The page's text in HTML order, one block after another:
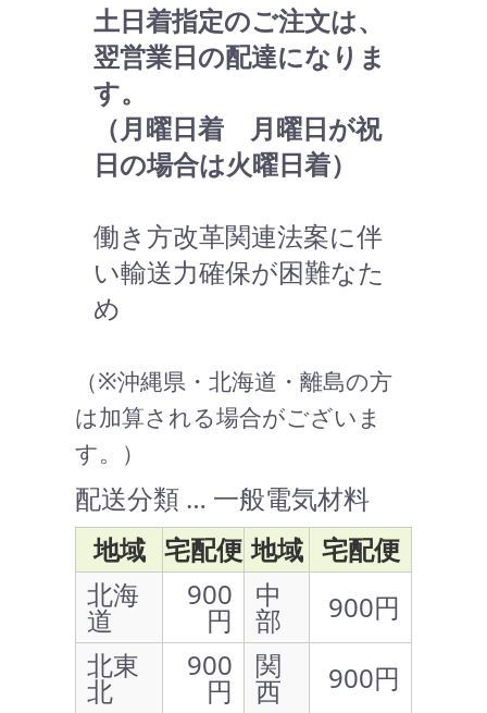
土日着指定のご注文は、
翌営業日の配達になりま
す。
（月曜日着 月曜日が祝
日の場合は火曜日着）
働き方改革関連法案に伴
い輸送力確保が困難なた
め
（※沖縄県・北海道・離島の方
は加算される場合がございま
す。）
配送分類 … 一般電気材料
地域 宅配便 地域 宅配便
北海
道
900
円
中
部
900円
北東
北
900
円
関
西 900円